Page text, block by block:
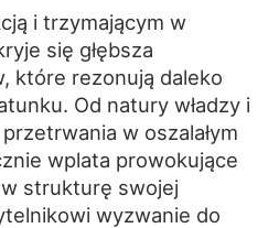
i trzymającym w
się głębsza
które rezonują daleko
Od natury władzy i
w oszalałym
wplata prowokujące
strukturę swojej
wyzwanie do